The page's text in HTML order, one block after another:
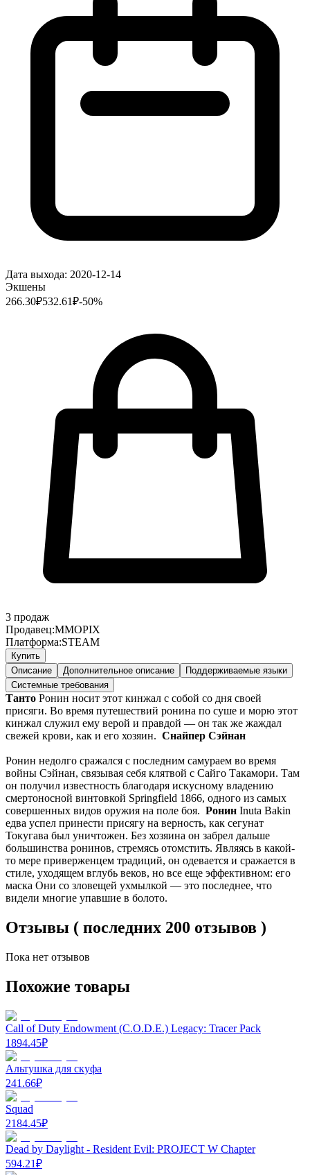
Дата выхода: 2020-12-14
Экшены
266.30₽532.61₽-50%
3 продаж
Продавец:MMOPIX
Платформа:STEAM
Купить
Описание
Дополнительное описание
Поддерживаемые языки
Системные требования
Танто Ронин носит этот кинжал с собой со дня своей
присяги. Во время путешествий ронина по суше и морю этот
кинжал служил ему верой и правдой — он так же жаждал
свежей крови, как и его хозяин. Снайпер Сэйнан
Ронин недолго сражался с последним самураем во время
войны Сэйнан, связывая себя клятвой с Сайго Такамори. Там
он получил известность благодаря искусному владению
смертоносной винтовкой Springfield 1866, одного из самых
совершенных видов оружия на поле боя. Ронин Inuta Bakin
едва успел принести присягу на верность, как сегунат
Токугава был уничтожен. Без хозяина он забрел дальше
большинства ронинов, стремясь отомстить. Являясь в какой-
то мере приверженцем традиций, он одевается и сражается в
стиле, уходящем вглубь веков, но все еще эффективном: его
маска Они со зловещей ухмылкой — это последнее, что
видели многие упавшие в болото.
Отзывы ( последних 200 отзывов )
Пока нет отзывов
Похожие товары
Call of Duty Endowment (C.O.D.E.) Legacy: Tracer Pack
1894.45₽
Альтушка для скуфа
241.66₽
Squad
2184.45₽
Dead by Daylight - Resident Evil: PROJECT W Chapter
594.21₽